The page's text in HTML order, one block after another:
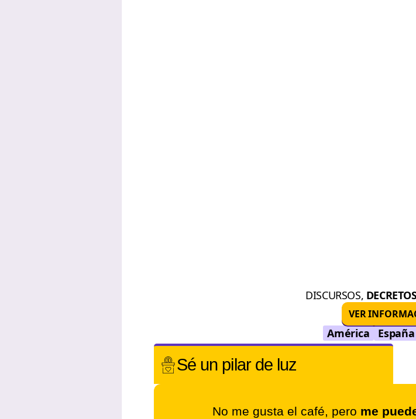
DISCURSOS,
VER
América España
Sé un pilar de luz
No me gusta el café, pero me